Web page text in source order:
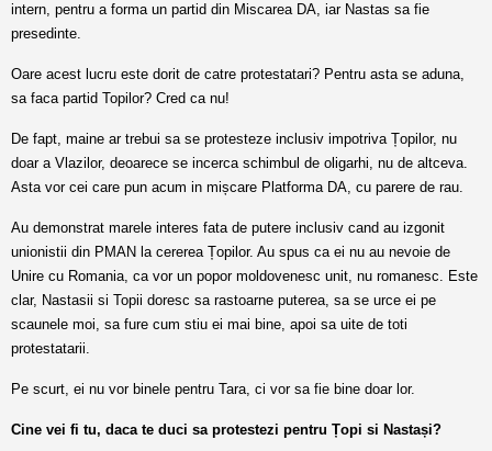
intern, pentru a forma un partid din Miscarea DA, iar Nastas sa fie
presedinte.
Oare acest lucru este dorit de catre protestatari? Pentru asta se aduna,
sa faca partid Topilor? Cred ca nu!
De fapt, maine ar trebui sa se protesteze inclusiv impotriva Țopilor, nu
doar a Vlazilor, deoarece se incerca schimbul de oligarhi, nu de altceva.
Asta vor cei care pun acum in mișcare Platforma DA, cu parere de rau.
Au demonstrat marele interes fata de putere inclusiv cand au izgonit
unionistii din PMAN la cererea Țopilor. Au spus ca ei nu au nevoie de
Unire cu Romania, ca vor un popor moldovenesc unit, nu romanesc. Este
clar, Nastasii si Topii doresc sa rastoarne puterea, sa se urce ei pe
scaunele moi, sa fure cum stiu ei mai bine, apoi sa uite de toti
protestatarii.
Pe scurt, ei nu vor binele pentru Tara, ci vor sa fie bine doar lor.
Cine vei fi tu, daca te duci sa protestezi pentru Țopi si Nastași?